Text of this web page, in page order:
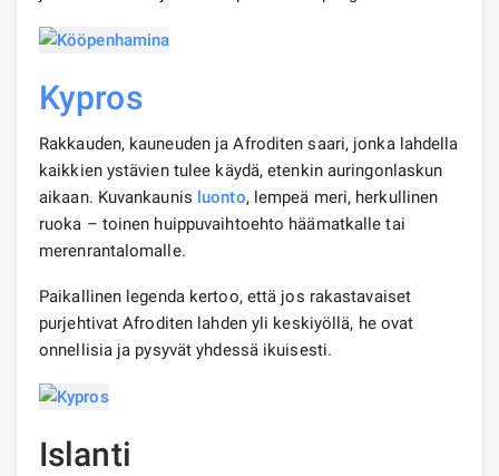
Kypros
Rakkauden, kauneuden ja Afroditen saari, jonka lahdella
kaikkien ystävien tulee käydä, etenkin auringonlaskun
aikaan. Kuvankaunis luonto, lempeä meri, herkullinen
ruoka – toinen huippuvaihtoehto häämatkalle tai
merenrantalomalle.
Paikallinen legenda kertoo, että jos rakastavaiset
purjehtivat Afroditen lahden yli keskiyöllä, he ovat
onnellisia ja pysyvät yhdessä ikuisesti.
Islanti